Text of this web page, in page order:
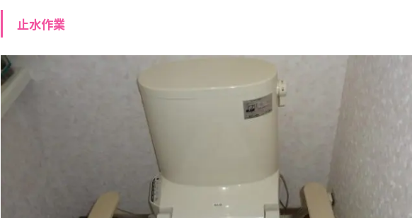
止水作業